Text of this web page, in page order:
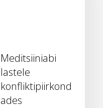
Meditsiiniabi
lastele
konfliktipiirkond
ades